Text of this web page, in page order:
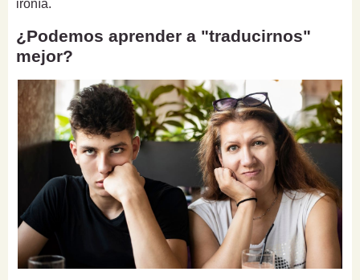
ironía.
¿Podemos aprender a "traducirnos"
mejor?